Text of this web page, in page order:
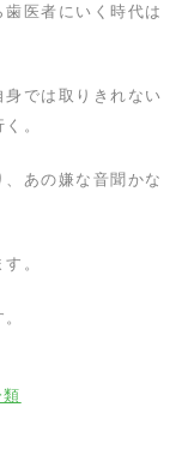
医者にいく時代は
では取りきれない
。
あの嫌な音聞かな
。